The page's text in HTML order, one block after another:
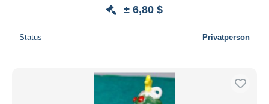
± 6,80 $
Status Privatperson